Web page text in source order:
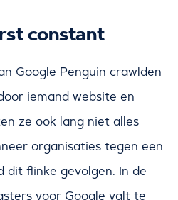
constant
Google Penguin crawlden
iemand website en
ze ook lang niet alles
organisaties tegen een
dit flinke gevolgen. In de
voor Google valt te